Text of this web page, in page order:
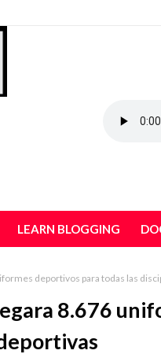
LEARN BLOGGING
deportivos para todas las
8.676